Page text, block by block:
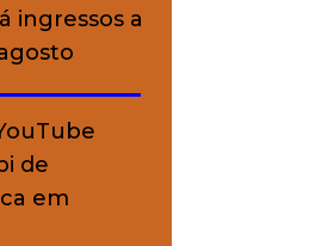
da
de cada
ingressos a
de
em